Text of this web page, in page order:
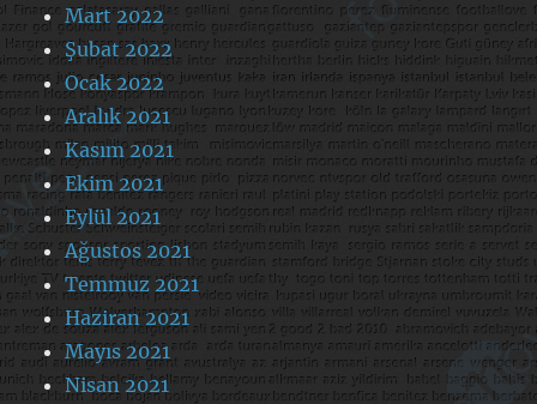
Mart 2022
Şubat 2022
Ocak 2022
Aralık 2021
Kasım 2021
Ekim 2021
Eylül 2021
Ağustos 2021
Temmuz 2021
Haziran 2021
Mayıs 2021
Nisan 2021